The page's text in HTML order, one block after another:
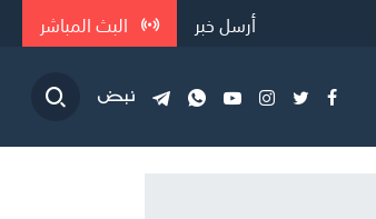
أرسل خبر البث المباشر